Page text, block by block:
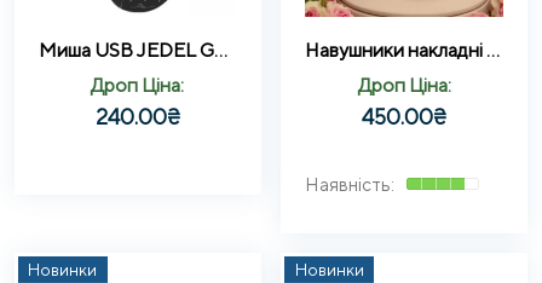
Миша USB JEDEL GM830 ігрова з підсвічуванням 3200dpi
Дроп Ціна:
240.00₴
Навушники накладні Bluetooth Кошенятко з вушками AKZ-09
Дроп Ціна:
450.00₴
Новинки Новинки